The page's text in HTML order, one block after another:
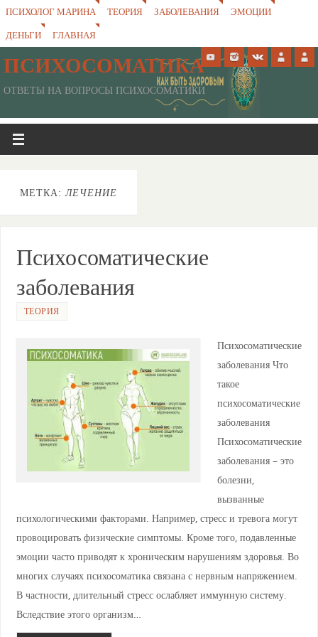
ПСИХОЛОГ МАРИНА ТЕОРИЯ ЗАБОЛЕВАНИЯ
ЭМОЦИИ
ДЕНЬГИ
ГЛАВНАЯ
ПСИХОСОМАТИКА
ОТВЕТЫ НА ВОПРОСЫ ПСИХОСОМАТИКИ
МЕТКА:ЛЕЧЕНИЕ
Психосоматические
заболевания
ТЕОРИЯ
Психосоматические
заболевания Что
такое
психосоматические
заболевания
Психосоматические
заболевания – это
болезни,
вызванные
психологическими факторами. Например, стресс и тревога могут
провоцировать физические симптомы. Кроме того, подавленные
эмоции часто приводят к хроническим нарушениям здоровья. Во
многих случаях психосоматика связана с нервным напряжением.
В частности, длительный стресс ослабляет иммунную систему.
Вследствие этого организм…